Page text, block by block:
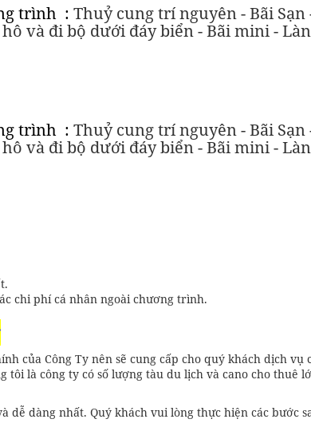
trình : Thuỷ cung trí nguyên - Bãi Sạn
và đi bộ dưới đáy biển - Bãi mini -
trình : Thuỷ cung trí nguyên - Bãi Sạn
và đi bộ dưới đáy biển - Bãi mini -
chi phí cá nhân ngoài chương trình.
của Công Ty nên sẽ cung cấp cho quý khách dịch vụ
tôi là công ty có số lượng tàu du lịch và cano cho thuê
dễ dàng nhất. Quý khách vui lòng thực hiện các bước